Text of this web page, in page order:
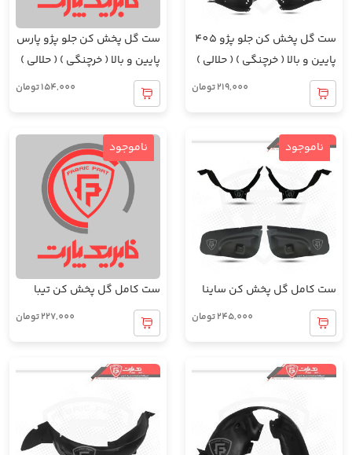
ست گل پخش کن جلو پژو 405
پایین و بالا ( خرچنگی ) ( حلالی )
219,000تومان
ست گل پخش کن جلو پژو پارس
پایین و بالا ( خرچنگی ) ( حلالی )
154,000تومان
ناموجود
ست کامل گل پخش کن ساینا
245,000تومان
ناموجود
ست کامل گل پخش کن تیبا
227,000تومان